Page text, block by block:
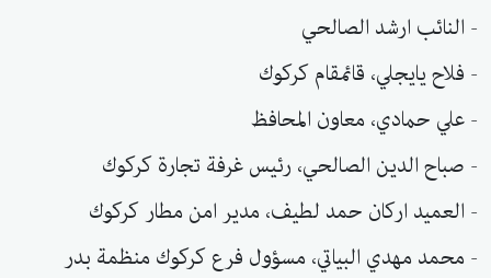
- النائب ارشد الصالحي
- فلاح يايجلي، قائمقام كركوك
- علي حمادي، معاون المحافظ
- صباح الدين الصالحي، رئيس غرفة تجارة كركوك
- العميد اركان حمد لطيف، مدير امن مطار كركوك
- محمد مهدي البياتي، مسؤول فرع كركوك منظمة بدر